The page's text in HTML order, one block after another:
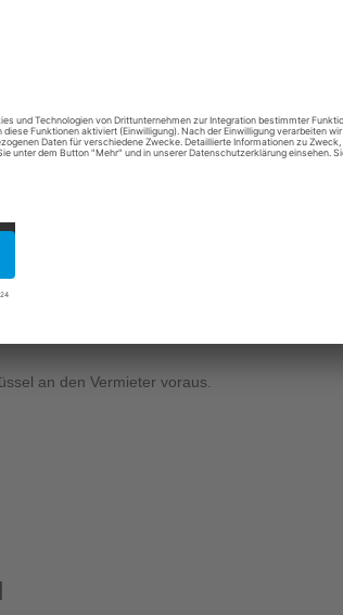
rechtfertigen. Amtsgericht
möglich
an den Vermieter voraus.